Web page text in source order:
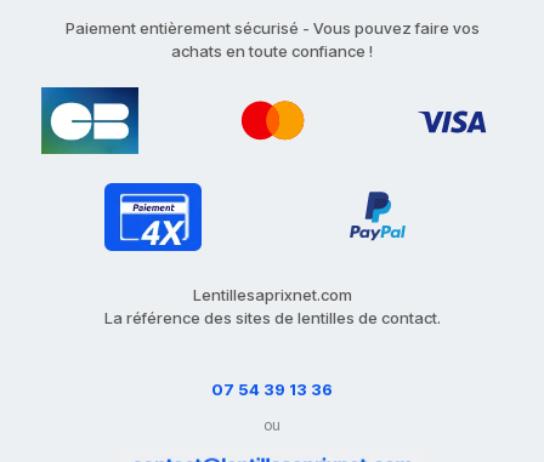
Paiement entièrement sécurisé - Vous pouvez faire vos
achats en toute confiance !
Lentillesaprixnet.com
La référence des sites de lentilles de contact.
07 54 39 13 36
ou